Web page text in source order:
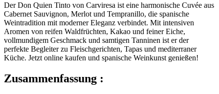
Der Don Quien Tinto von Carviresa ist eine harmonische Cuvée aus
Cabernet Sauvignon, Merlot und Tempranillo, die spanische
Weintradition mit moderner Eleganz verbindet. Mit intensiven
Aromen von reifen Waldfrüchten, Kakao und feiner Eiche,
vollmundigem Geschmack und samtigen Tanninen ist er der
perfekte Begleiter zu Fleischgerichten, Tapas und mediterraner
Küche. Jetzt online kaufen und spanische Weinkunst genießen!
Zusammenfassung :